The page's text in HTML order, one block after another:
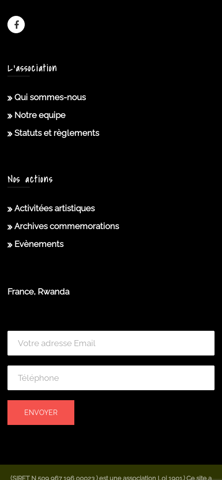
L’association
Qui sommes-nous
Notre equipe
Statuts et règlements
Nos actions
Activitées artistiques
Archives commemorations
Evènements
France, Rwanda
(SIRET N 509 967 196 00023 ) est une association Loi 1901.) Ce site a